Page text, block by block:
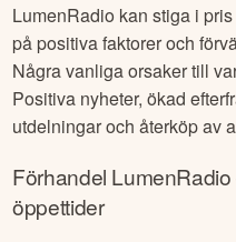
LumenRadio kan stiga i
på positiva faktorer och
Några vanliga orsaker till
Positiva nyheter, ökad
utdelningar och återköp av
Förhandel LumenRadio
öppettider